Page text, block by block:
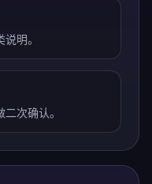
明。
次确认。